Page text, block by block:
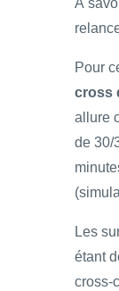
À
Pour
cross
allure
de 30/
Les
étant
cross-